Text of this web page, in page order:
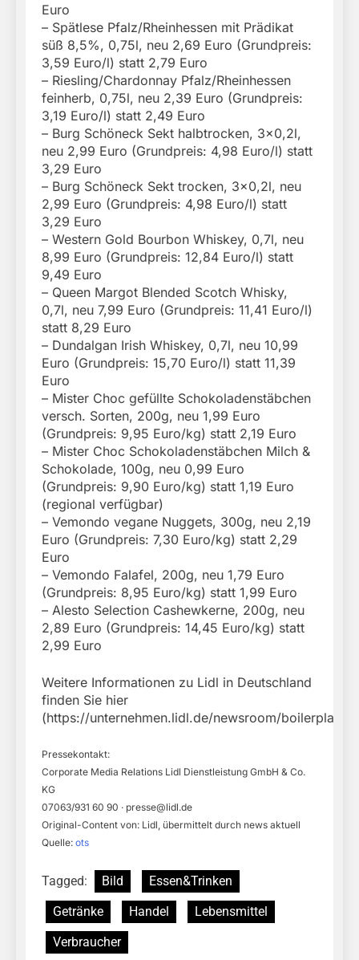
Euro
– Spätlese Pfalz/Rheinhessen mit Prädikat
süß 8,5%, 0,75l, neu 2,69 Euro (Grundpreis:
3,59 Euro/l) statt 2,79 Euro
– Riesling/Chardonnay Pfalz/Rheinhessen
feinherb, 0,75l, neu 2,39 Euro (Grundpreis:
3,19 Euro/l) statt 2,49 Euro
– Burg Schöneck Sekt halbtrocken, 3×0,2l,
neu 2,99 Euro (Grundpreis: 4,98 Euro/l) statt
3,29 Euro
– Burg Schöneck Sekt trocken, 3×0,2l, neu
2,99 Euro (Grundpreis: 4,98 Euro/l) statt
3,29 Euro
– Western Gold Bourbon Whiskey, 0,7l, neu
8,99 Euro (Grundpreis: 12,84 Euro/l) statt
9,49 Euro
– Queen Margot Blended Scotch Whisky,
0,7l, neu 7,99 Euro (Grundpreis: 11,41 Euro/l)
statt 8,29 Euro
– Dundalgan Irish Whiskey, 0,7l, neu 10,99
Euro (Grundpreis: 15,70 Euro/l) statt 11,39
Euro
– Mister Choc gefüllte Schokoladenstäbchen
versch. Sorten, 200g, neu 1,99 Euro
(Grundpreis: 9,95 Euro/kg) statt 2,19 Euro
– Mister Choc Schokoladenstäbchen Milch &
Schokolade, 100g, neu 0,99 Euro
(Grundpreis: 9,90 Euro/kg) statt 1,19 Euro
(regional verfügbar)
– Vemondo vegane Nuggets, 300g, neu 2,19
Euro (Grundpreis: 7,30 Euro/kg) statt 2,29
Euro
– Vemondo Falafel, 200g, neu 1,79 Euro
(Grundpreis: 8,95 Euro/kg) statt 1,99 Euro
– Alesto Selection Cashewkerne, 200g, neu
2,89 Euro (Grundpreis: 14,45 Euro/kg) statt
2,99 Euro
Weitere Informationen zu Lidl in Deutschland
finden Sie hier
(https://unternehmen.lidl.de/newsroom/boilerplate).
Pressekontakt:
Corporate Media Relations Lidl Dienstleistung GmbH & Co.
KG
07063/931 60 90 · presse@lidl.de
Original-Content von: Lidl, übermittelt durch news aktuell
Quelle: ots
Tagged: Bild
Essen&Trinken
Getränke
Handel
Lebensmittel
Verbraucher